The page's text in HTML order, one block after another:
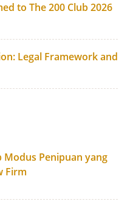
to The 200 Club 2026
Legal Framework and
Modus Penipuan yang
Firm